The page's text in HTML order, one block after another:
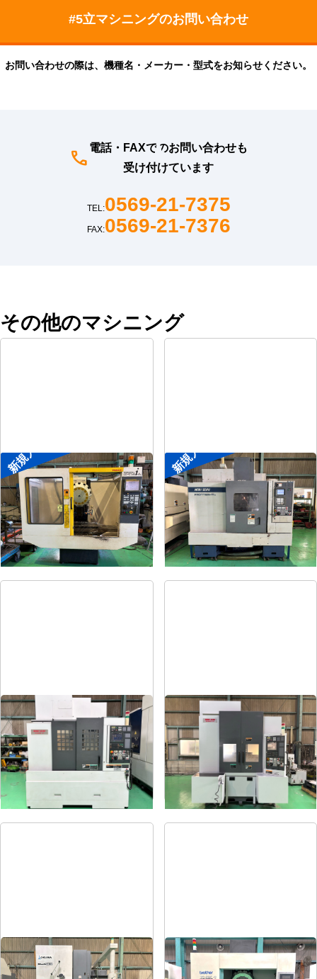
お問い合わせの際は、機種名・メーカー・型式をお知らせください。
電話・FAXでのお問い合わせも
受け付けています
TEL:0569-21-7375
FAX:0569-21-7376
その他のマシニング
新規入荷
ドリリングセンター
メーカー ファナック
形 式α-T14iAL
年 1999
新規入荷
#4立マシニング
メーカー 森精機
形 FRONTIER-MⅡ/40
年
#5立マシニング
メーカー 森精機
形 NV5000α1A/40
年 式2008
#4立マシニング
メーカー 森精機
形 NV4000DCG
式2004
#5立マシニング タッピングセンター